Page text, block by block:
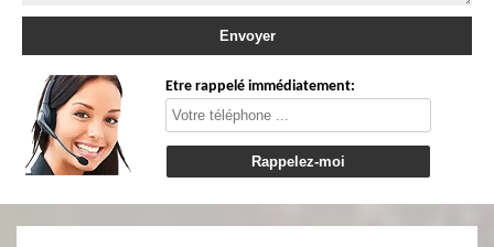
Etre rappelé immédiatement: